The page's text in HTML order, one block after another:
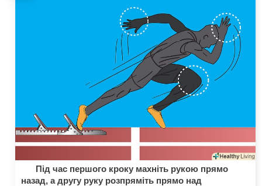
Під час першого кроку махніть рукою прямо
назад, а другу руку розпряміть прямо над